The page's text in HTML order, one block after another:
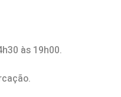
às 19h00.